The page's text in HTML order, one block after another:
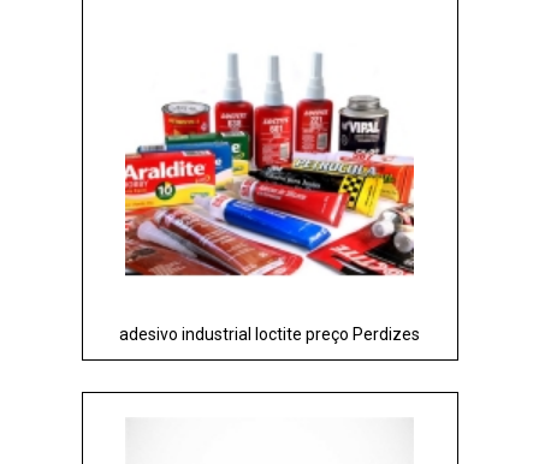
adesivo industrial loctite preço Perdizes